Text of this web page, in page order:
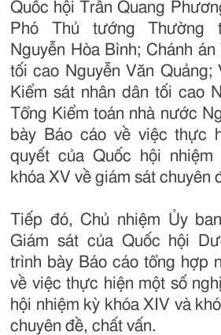
Quốc hội Trần Quang
Phó Thủ tướng Thường
Nguyễn Hòa Bình; Chánh
tối cao Nguyễn Văn Quảng;
Kiểm sát nhân dân tối cao
Tổng Kiểm toán nhà nước
bày Báo cáo về việc thực
quyết của Quốc hội
khóa XV về giám sát chuyên
Tiếp đó, Chủ nhiệm Ủy
Giám sát của Quốc hội
trình bày Báo cáo tổng hợp
về việc thực hiện một số
hội nhiệm kỳ khóa XIV và
chuyên đề, chất vấn.